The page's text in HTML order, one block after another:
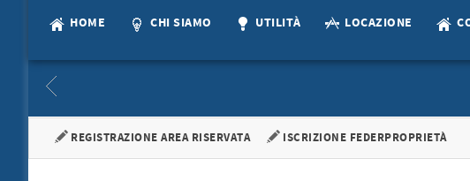
HOME CHI SIAMO UTILITÀ LOCAZIONE
…
ACCORDO TERRITORIALE LANCIANO
Sottoscritto e depositato il…
REGISTRAZIONE AREA RISERVATA ISCRIZIONE FEDERPROPRIETÀ